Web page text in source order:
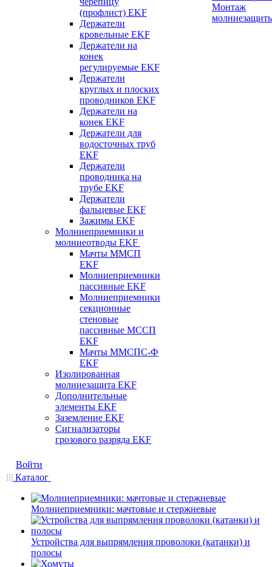
(профлист) EKF
Держатели
кровельные EKF
Держатели на
конек
регулируемые EKF
Держатели
круглых и плоских
проводников EKF
Держатели на
конек EKF
Держатели для
водосточных труб
EKF
Держатели
проводника на
трубе EKF
Держатели
фальцевые EKF
Зажимы EKF
Молниеприемники и
молниеотводы EKF
Мачты ММСП
EKF
Молниеприемники
пассивные EKF
Молниеприемники
секционные
стеновые
пассивные МССП
EKF
Мачты ММСПС-Ф
EKF
Изолированная
молниезащита EKF
Дополнительные
элементы EKF
Заземление EKF
Сигнализаторы
грозового разряда EKF
Монтаж
Войти
Каталог
Молниеприемники: мачтовые и стержневые
Устройства для выпрямления проволоки (катанки) и
полосы